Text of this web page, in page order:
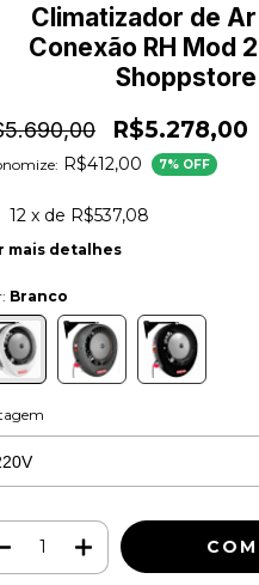
Climatizador de
Conexão RH Mod
Shoppstore
R$5.278,00
R$412,00 7% OFF
12 x de R$537,08
mais detalhes
Branco